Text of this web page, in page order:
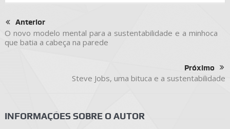
Anterior
O novo modelo mental para a sustentabilidade e a minhoca
que batia a cabeça na parede
Próximo
Steve Jobs, uma bituca e a sustentabilidade
INFORMAÇÕES SOBRE O AUTOR